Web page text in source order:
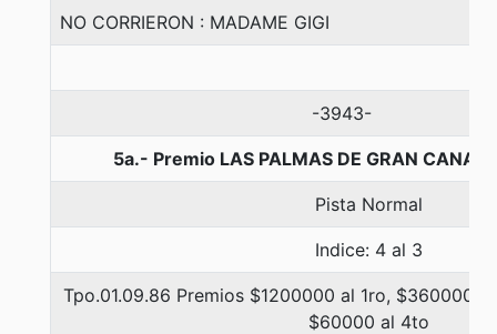
NO CORRIERON : MADAME GIGI
-3943-
5a.- Premio LAS PALMAS DE GRAN
Pista Normal
Indice: 4 al 3
Tpo.01.09.86 Premios $1200000 al 1ro, $360000
$60000 al 4to